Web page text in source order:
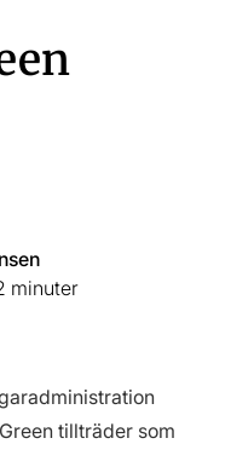
minuter
tillträder som